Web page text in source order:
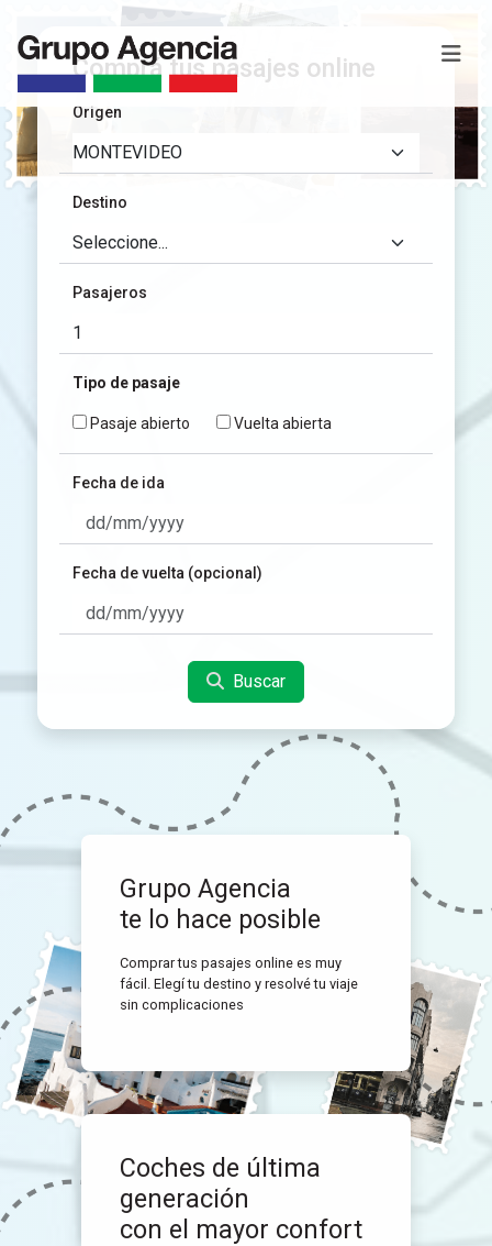
Comprá tus pasajes online
Origen
Destino
Pasajeros
Tipo de pasaje
Pasaje abierto Vuelta abierta
Fecha de ida
Fecha de vuelta (opcional)
Buscar
Grupo Agencia
te lo hace posible
Comprar tus pasajes online es muy
fácil. Elegí tu destino y resolvé tu viaje
sin complicaciones
Coches de última
generación
con el mayor confort